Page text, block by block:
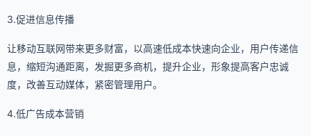
3.促进信息传播
让移动互联网带来更多财富，以高速低成本快速向企业，用户传递信
息，缩短沟通距离，发掘更多商机，提升企业，形象提高客户忠诚
度，改善互动媒体，紧密管理用户。
4.低广告成本营销